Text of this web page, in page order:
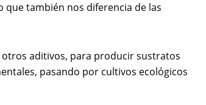
que también nos diferencia de las
aditivos, para producir sustratos
pasando por cultivos ecológicos